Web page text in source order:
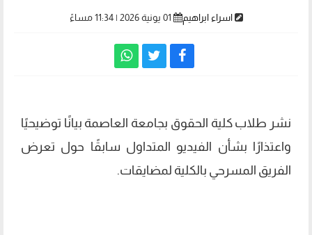
اسراء ابراهيم
نشر طلاب كلية الحقوق بجامعة العاصمة بيانًا توضيحيًا
واعتذارًا بشأن الفيديو المتداول سابقًا حول تعرض
الفريق المسرحي بالكلية لمضايقات.